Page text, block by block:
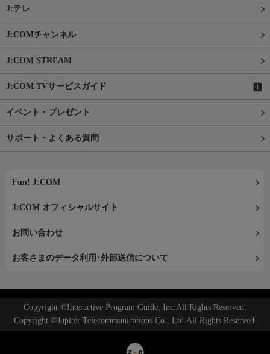
J:テレ
J:COMチャンネル
J:COM STREAM
J:COM TVサービスガイド
イベント・プレゼント
サポート・よくある質問
Fun! J:COM
J:COM オフィシャルサイト
お問い合わせ
お客さまのデータ利用･外部送信について
Copyright ©Interactive Program Guide, Inc.All Rights Reserved.
Copyright ©Jupiter Telecommunications Co., Ltd.All Rights Reserved.